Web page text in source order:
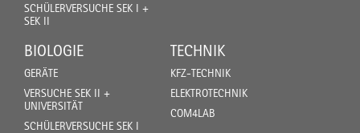
SCHÜLERVERSUCHE SEK I +
SEK II
BIOLOGIE
GERÄTE
VERSUCHE SEK II +
UNIVERSITÄT
SCHÜLERVERSUCHE SEK I
TECHNIK
KFZ-TECHNIK
ELEKTROTECHNIK
COM4LAB